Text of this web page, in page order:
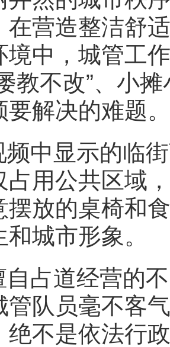
在营造整洁舒
境中，城管工
教不改”、小
要解决的难题。
频中显示的临
占用公共区域
摆放的桌椅和
城市形象。
自占道经营的
管队员毫不客
绝不是依法行